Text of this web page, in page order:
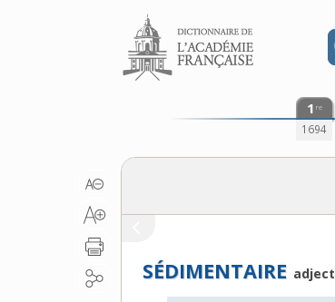
Aller au contenu
1 re
1694
SÉDIMENTAIRE